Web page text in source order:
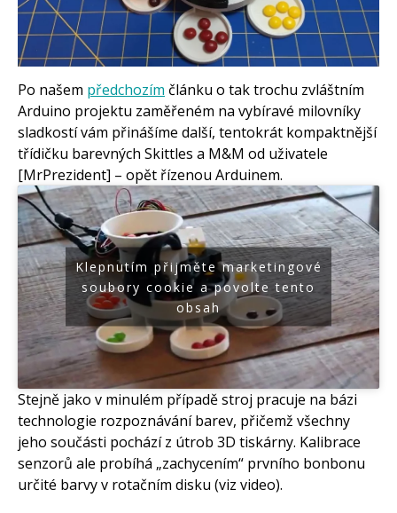
Arduino roboti
Tinylab
Makeblock
Micro:bit
Koupit
Po našem předchozím článku o tak trochu zvláštním
Arduino projektu zaměřeném na vybíravé milovníky
sladkostí vám přinášíme další, tentokrát kompaktnější
třídičku barevných Skittles a M&M od uživatele
[MrPrezident] – opět řízenou Arduinem.
Klepnutím přijměte marketingové
soubory cookie a povolte tento
obsah
Stejně jako v minulém případě stroj pracuje na bázi
technologie rozpoznávání barev, přičemž všechny
jeho součásti pochází z útrob 3D tiskárny. Kalibrace
senzorů ale probíhá „zachycením“ prvního bonbonu
určité barvy v rotačním disku (viz video).